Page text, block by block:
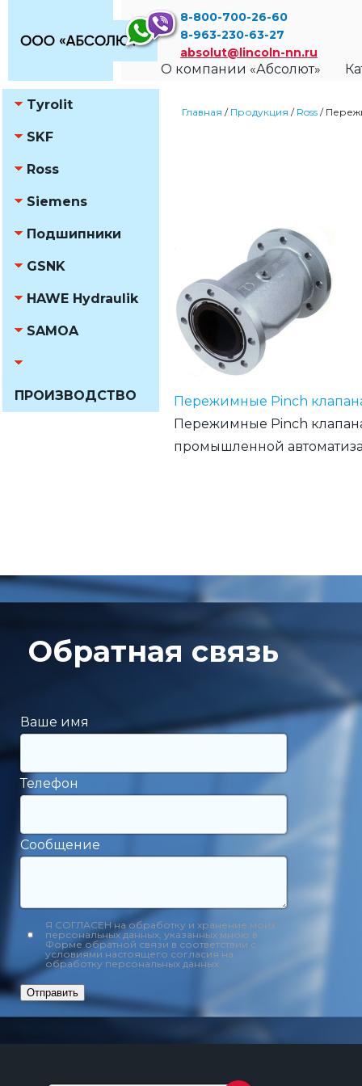
8-800-700-26-60
8-963-230-63-27
absolut@lincoln-nn.ru
О компании «Абсолют»
Tyrolit
SKF
Ross
Siemens
Подшипники
GSNK
HAWE Hydraulik
SAMOA
ПРОИЗВОДСТВО
Главная / Продукция / Ross /
Пережимные Pinch
Пережимные Pinch
промышленной
Обратная связь
Ваше имя
Телефон
Сообщение
Я СОГЛАСЕН на обработку и хранение моих
персональных данных, указанных мною в
Форме обратной связи в соответствии с
условиями настоящего согласия на
обработку персональных данных.
Отправить